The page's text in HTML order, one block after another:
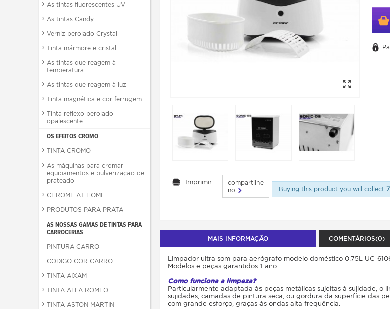
As tintas fluorescentes UV
As tintas Candy
Verniz perolado Crystal
Tinta mármore e cristal
As tintas que reagem à
temperatura
As tintas que reagem à luz
Tinta magnética e cor ferrugem
Tinta reflexo perolado
opalescente
OS EFEITOS CROMO
TINTA CROMO
As máquinas para cromar –
equipamentos e pulverização de
prateado
CHROME AT HOME
PRODUTOS PARA PRATA
AS NOSSAS GAMAS DE TINTAS PARA
CARROCERIAS
PINTURA CARRO
CODIGO COR CARRO
TINTA AIXAM
TINTA ALFA ROMEO
TINTA ASTON MARTIN
Imprimir
compartilhe
no
Buying this product you will collect
MAIS INFORMAÇÃO COMENTÁRIOS(0)
Limpador ultra som para aerógrafo modelo doméstico 0.75L UC-
Modelos e peças garantidos 1 ano
Como funciona a limpeza?
Particularmente adaptada às peças metálicas sujeitas à sujidade,
sujidades, camadas de pintura seca, ou gordura da superfície das
com grande esforço, graças às ondas alta frequência.